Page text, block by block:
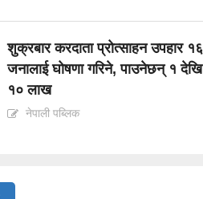
शुक्रबार करदाता प्रोत्साहन उपहार १६
जनालाई घोषणा गरिने, पाउनेछन् १ देखि
१० लाख
नेपाली पब्लिक